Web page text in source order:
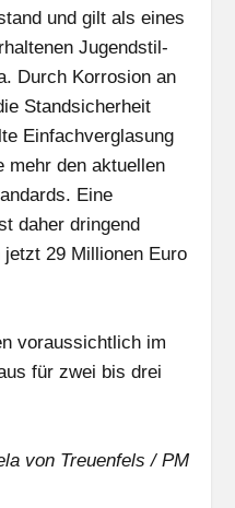
und gilt als eines
Jugendstil-
Durch Korrosion an
Standsicherheit
Einfachverglasung
mehr den aktuellen
Eine
daher dringend
29 Millionen Euro
voraussichtlich im
für zwei bis drei
von Treuenfels / PM